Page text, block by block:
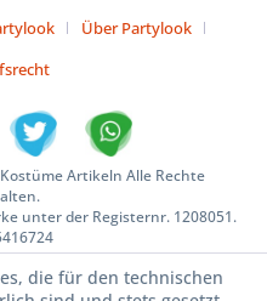
Über Partylook
Artikeln Alle Rechte
unter der Registernr. 1208051.
die für den technischen